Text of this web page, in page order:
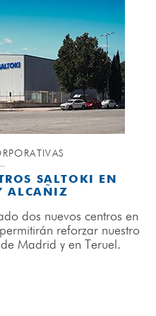
SALTOKI EN
ALCAÑIZ
dos nuevos centros en
reforzar nuestro
Madrid y en Teruel.